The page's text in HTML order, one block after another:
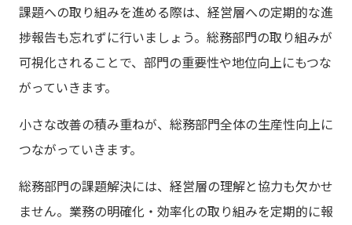
課題への取り組みを進める際は、経営層への定期的な進
捗報告も忘れずに行いましょう。総務部門の取り組みが
可視化されることで、部門の重要性や地位向上にもつな
がっていきます。
小さな改善の積み重ねが、総務部門全体の生産性向上に
つながっていきます。
総務部門の課題解決には、経営層の理解と協力も欠かせ
ません。業務の明確化・効率化の取り組みを定期的に報